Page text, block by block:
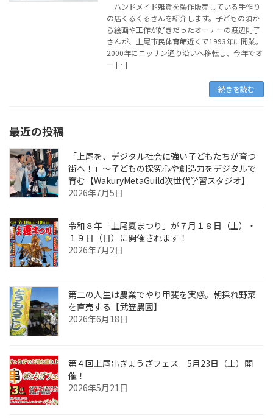
ハンドメイド雑貨を製作販売している手作り
の店くるくるさんを紹介します。子どもの頃か
ら絵画や工作が好きだったオーナーの渡辺則子
さんが、上尾市民体育館近くで1993年に開業。
2000年にニッサン通り沿いへ移転し、今年でオ
ー […]
続きを読む
最近の投稿
「上尾を、デジタル社会に強い子どもたちが育つ
街へ！」〜子どもの探究心や創造力をデジタルで
育む【WakuryMetaGuild次世代学習スタジオ】
2026年7月5日
令和８年「上尾夏まつり」が７月１８日（土）・
１９日（日）に開催されます！
2026年7月2日
第二の人生は農業でやり甲斐を実感。朝採れ野菜
を直売する【武笠農園】
2026年6月18日
第４回上尾串ぎょうざフェス 5月23日（土）開
催！
2026年5月21日